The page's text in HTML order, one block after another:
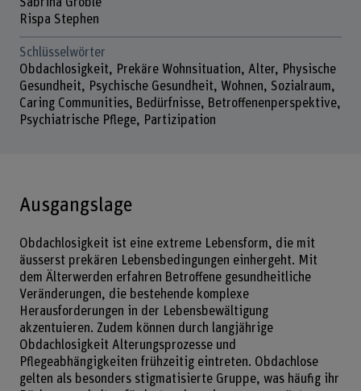
Rispa Stephen
Schlüsselwörter
Obdachlosigkeit, Prekäre Wohnsituation, Alter, Physische
Gesundheit, Psychische Gesundheit, Wohnen, Sozialraum,
Caring Communities, Bedürfnisse, Betroffenenperspektive,
Psychiatrische Pflege, Partizipation
Ausgangslage
Obdachlosigkeit ist eine extreme Lebensform, die mit
äusserst prekären Lebensbedingungen einhergeht. Mit
dem Älterwerden erfahren Betroffene gesundheitliche
Veränderungen, die bestehende komplexe
Herausforderungen in der Lebensbewältigung
akzentuieren. Zudem können durch langjährige
Obdachlosigkeit Alterungsprozesse und
Pflegeabhängigkeiten frühzeitig eintreten. Obdachlose
gelten als besonders stigmatisierte Gruppe, was häufig ihr